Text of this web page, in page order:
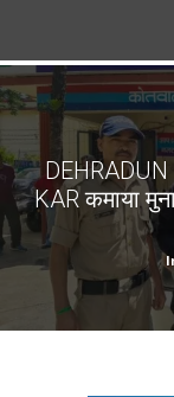
DEHRADUN
KAR कमाया